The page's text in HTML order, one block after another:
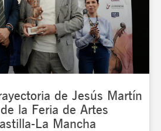
de Jesús Martín
la Feria de Artes
La Mancha